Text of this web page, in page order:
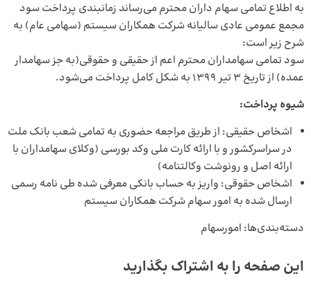
به اطلاع تمامی سهام داران محترم می‌رساند زمانبندی پرداخت سود
مجمع عمومی عادی سالیانه شرکت همکاران سیستم (سهامی عام) به
شرح زیر است:
سود تمامی سهامداران محترم اعم از حقیقی و حقوقی(به جز سهامدار
عمده) از تاریخ 3 تیر 1399 به شکل کامل پرداخت می‌شود.
شیوه‌ پرداخت:
اشخاص حقیقی: از طریق مراجعه حضوری به تمامی شعب بانک ملت
در سراسرکشور و با ارائه کارت ملی وکد بورسی (وکلای سهامداران با
ارائه اصل و رونوشت وکالتنامه)
اشخاص حقوقی: واریز به حساب بانکی معرفی شده طی نامه رسمی
ارسال شده به امور سهام شرکت همکاران سیستم
دسته‌بندی‌ها: امورسهام
این صفحه را به اشتراک بگذارید